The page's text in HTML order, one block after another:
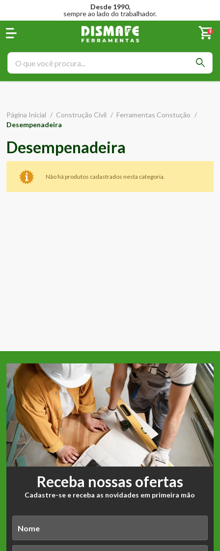
Desde 1990,
sempre ao lado do trabalhador.
0
Página Inicial / Construção Civil / Ferramentas Constução /
Desempenadeira
Desempenadeira
Não há produtos cadastrados nesta categoria.
Receba nossas ofertas
Cadastre-se e receba as novidades em primeira mão